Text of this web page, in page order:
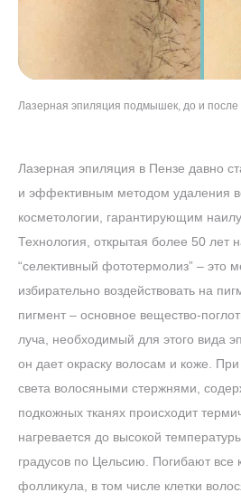
Лазерная эпиляция подмышек, до и после
Лазерная эпиляция ног, до и после 8
Лазерная эпиляция бикини, до и после 5
Лазерная эпиляция лица, до и после 7
Лазерная эпиляция в Пензе давно
и эффективным методом удаления
косметологии, гарантирующим
Технология, открытая более 50 лет
“селективный фототермолиз” – это
избирательно воздействовать на
пигмент – основное вещество-
луча, необходимый для этого вида
он дает окраску волосам и коже.
света волосяными стержнями,
подкожных тканях происходит
нагревается до высокой
градусов по Цельсию. Погибают все
фолликула, в том числе клетки